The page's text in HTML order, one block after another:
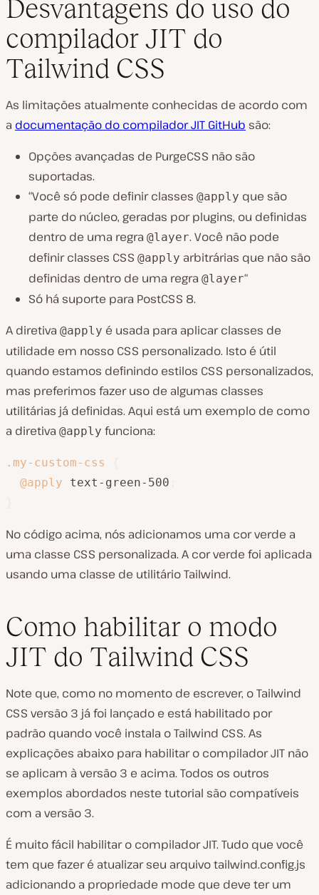
Desvantagens do uso do
compilador JIT do
Tailwind CSS
As limitações atualmente conhecidas de acordo com
a documentação do compilador JIT GitHub são:
Opções avançadas de PurgeCSS não são
suportadas.
“Você só pode definir classes @apply que são
parte do núcleo, geradas por plugins, ou definidas
dentro de uma regra @layer. Você não pode
definir classes CSS @apply arbitrárias que não são
definidas dentro de uma regra @layer“
Só há suporte para PostCSS 8.
A diretiva @apply é usada para aplicar classes de
utilidade em nosso CSS personalizado. Isto é útil
quando estamos definindo estilos CSS personalizados,
mas preferimos fazer uso de algumas classes
utilitárias já definidas. Aqui está um exemplo de como
a diretiva @apply funciona:
.my-custom-css
@apply text-green-500
No código acima, nós adicionamos uma cor verde a
uma classe CSS personalizada. A cor verde foi aplicada
usando uma classe de utilitário Tailwind.
Como habilitar o modo
JIT do Tailwind CSS
Note que, como no momento de escrever, o Tailwind
CSS versão 3 já foi lançado e está habilitado por
padrão quando você instala o Tailwind CSS. As
explicações abaixo para habilitar o compilador JIT não
se aplicam à versão 3 e acima. Todos os outros
exemplos abordados neste tutorial são compatíveis
com a versão 3.
É muito fácil habilitar o compilador JIT. Tudo que você
tem que fazer é atualizar seu arquivo tailwind.config.js
adicionando a propriedade mode que deve ter um